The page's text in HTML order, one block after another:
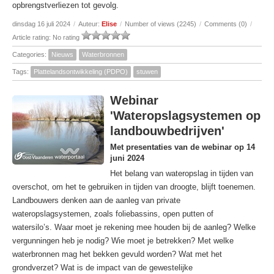
opbrengstverliezen tot gevolg.
dinsdag 16 juli 2024 / Auteur: Elise / Number of views (2245) / Comments (0) /
Article rating: No rating
Categories: Nieuws Waterbronnen
Tags: Plattelandsontwikkeling (PDPO) stuwen
Webinar
'Wateropslagsystemen op
landbouwbedrijven'
Met presentaties van de webinar op 14
juni 2024
Het belang van wateropslag in tijden van
overschot, om het te gebruiken in tijden van droogte, blijft toenemen.
Landbouwers denken aan de aanleg van private
wateropslagsystemen, zoals foliebassins, open putten of
watersilo’s. Waar moet je rekening mee houden bij de aanleg? Welke
vergunningen heb je nodig? Wie moet je betrekken? Met welke
waterbronnen mag het bekken gevuld worden? Wat met het
grondverzet? Wat is de impact van de gewestelijke